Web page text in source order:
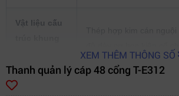
Vật liệu cấu
Số khe định
48 rãnh chia khe phân
XEM THÊM THÔNG SỐ
Thanh quản lý cáp 48 cổng T-E312